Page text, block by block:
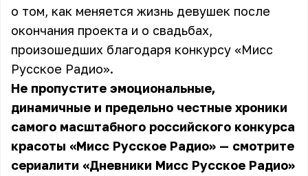
о том, как меняется жизнь девушек после
окончания проекта и о свадьбах,
произошедших благодаря конкурсу «Мисс
Русское Радио».
Не пропустите эмоциональные,
динамичные и предельно честные хроники
самого масштабного российского конкурса
красоты «Мисс Русское Радио» — смотрите
сериалити «Дневники Мисс Русское Радио»